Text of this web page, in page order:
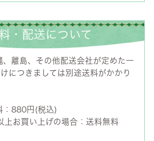
・配送について
、離島、その他配送会社が定めた一
につきましては別途送料がかかり
：880円(税込)
上お買い上げの場合：送料無料